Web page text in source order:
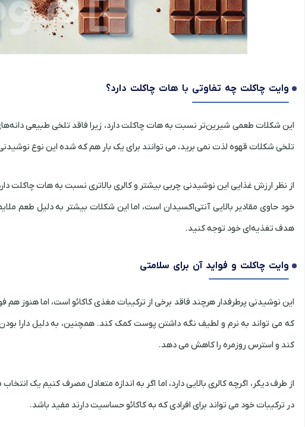
وایت چاکلت چه تفاوتی با هات چاکلت دارد؟
این شکلات طعمی شیرین‌تر نسبت به هات چاکلت دارد، زیرا فاقد تلخی طبیعی
تلخی شکلات قهوه‌ لذت نمی ‌برید، می توانند برای یک بار هم که شده این نوع
از نظر ارزش غذایی این نوشیدنی چربی بیشتر و کالری بالاتری نسبت به هات چاکلت
خود حاوی مقادیر بالایی آنتی‌اکسیدان است، اما این شکلات بیشتر به دلیل طعم
هدف تغذیه‌ای خود توجه کنید.
وایت چاکلت و فواید آن برای سلامتی
این نوشیدنی پرطرفدار هرچند فاقد برخی از ترکیبات مغذی کاکائو است، اما هنوز
که می‌ تواند به نرم و لطیف نگه داشتن پوست کمک کند. همچنین، به دلیل دارا
کند و استرس روزمره را کاهش می دهد.​
از طرف دیگر، اگرچه کالری بالایی دارد، اما اگر به اندازه متعادل مصرف کنیم یک
در ترکیبات خود می تواند برای افرادی که به کاکائو حساسیت دارند مفید باشد.